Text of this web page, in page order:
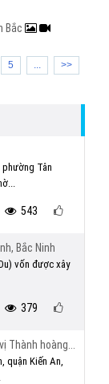
Bắc
5 ... >>
Tân
543
Bắc Ninh
vốn được xây
379
Thành hoàng...
quận Kiến An,